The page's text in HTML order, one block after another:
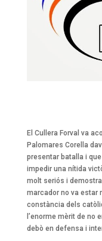
El Cullera Forval va
Palomares Corella
presentar batalla i
impedir una nítida
molt seriós i
marcador no va estar
constància dels
l’enorme mèrit de no
debò en defensa i